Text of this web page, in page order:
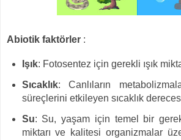
Abiotik faktörler :
Işık: Fotosentez için gerekli ışık
Sıcaklık: Canlıların
süreçlerini etkileyen sıcaklık
Su: Su, yaşam için temel bir
miktarı ve kalitesi organizmalar